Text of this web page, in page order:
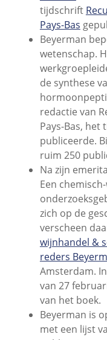
tijdschrift
Pays-Bas
Beyerman
wetenschap.
de synthese
redactie van
Pays-Bas,
publiceerde.
ruim 250
Na zijn
Een
zich op de
verscheen
wijnhandel &
reders
Amsterdam.
van 27
van het boek.
Beyerman is
met een lijst